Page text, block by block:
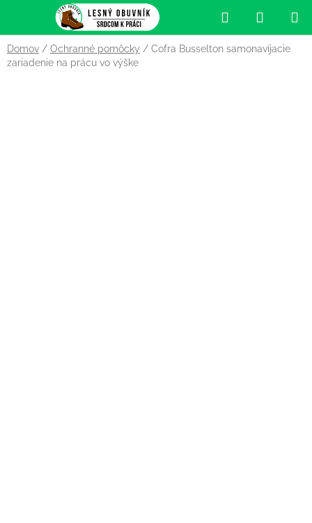
obsah
Hľadať
KOŠÍK
Domov / Ochranné pomôcky / Cofra Busselton samonavíjacie
zariadenie na prácu vo výške